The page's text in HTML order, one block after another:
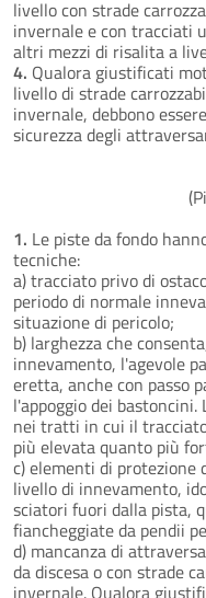
livello con strade
invernale e con tracciati
altri mezzi di risalita a
4. Qualora giustificati
livello di strade
invernale, debbono
sicurezza degli
1. Le piste da fondo
tecniche:
a) tracciato privo di
periodo di normale
situazione di pericolo;
b) larghezza che
innevamento, l'agevole
eretta, anche con passo
l'appoggio dei bastoncini.
nei tratti in cui il
più elevata quanto più
c) elementi di protezione
livello di innevamento,
sciatori fuori dalla pista,
fiancheggiate da pendii
d) mancanza di
da discesa o con strade
invernale. Qualora